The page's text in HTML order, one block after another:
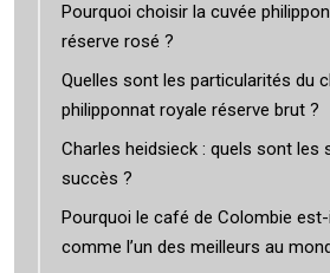
Pourquoi choisir la cuvée
réserve rosé ?
Quelles sont les particularités du
philipponnat royale réserve brut ?
Charles heidsieck : quels sont les
succès ?
Pourquoi le café de Colombie
comme l’un des meilleurs au